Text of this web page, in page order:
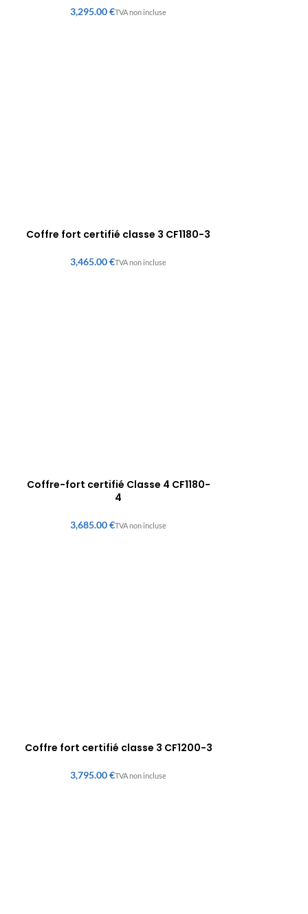
€
Coffre fort certifié classe 3 CF1180-3
€
Coffre-fort certifié Classe 4 CF1180-
4
€
Coffre fort certifié classe 3 CF1200-3
€